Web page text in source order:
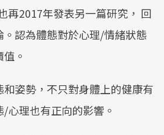
再2017年發表另一篇研究， 回
認為體態對於心理/情緒狀態
。
姿勢，不只對身體上的健康有
心理也有正向的影響。